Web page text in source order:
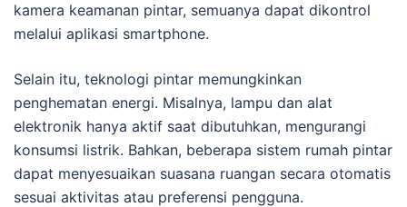
kamera keamanan pintar, semuanya dapat dikontrol
melalui aplikasi smartphone.
Selain itu, teknologi pintar memungkinkan
penghematan energi. Misalnya, lampu dan alat
elektronik hanya aktif saat dibutuhkan, mengurangi
konsumsi listrik. Bahkan, beberapa sistem rumah pintar
dapat menyesuaikan suasana ruangan secara otomatis
sesuai aktivitas atau preferensi pengguna.